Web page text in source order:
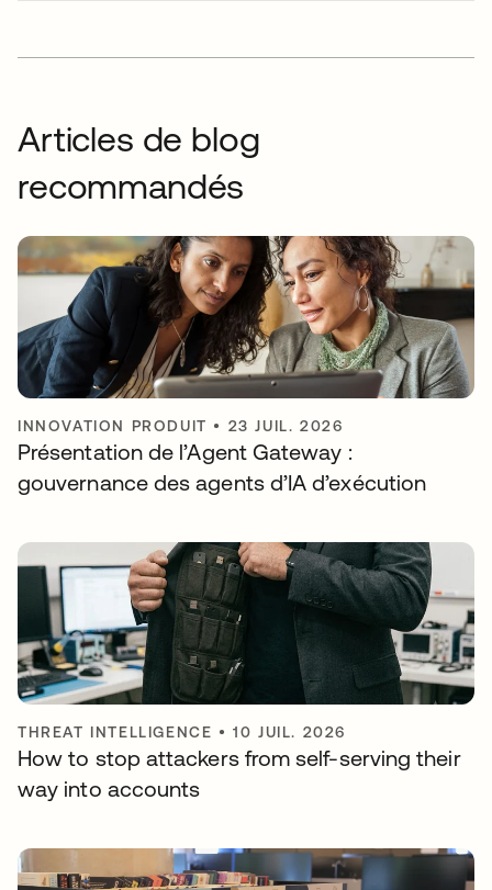
Articles de blog
recommandés
INNOVATION PRODUIT • 23 JUIL. 2026
Présentation de l’Agent Gateway :
gouvernance des agents d’IA d’exécution
THREAT INTELLIGENCE •10 JUIL. 2026
How to stop attackers from self-serving their
way into accounts